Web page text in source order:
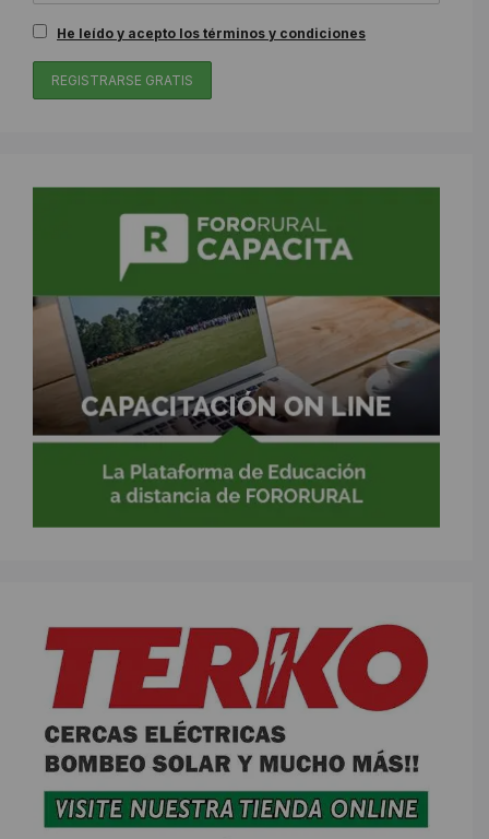
He leído y acepto los términos y condiciones